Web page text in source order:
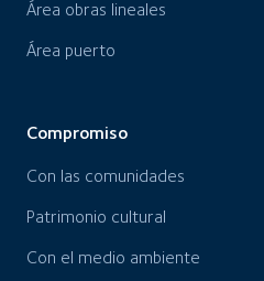
Área obras lineales
Área puerto
Compromiso
Con las comunidades
Patrimonio cultural
Con el medio ambiente